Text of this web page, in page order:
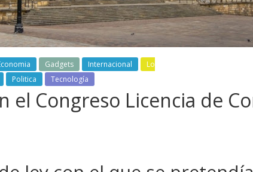
Gadgets Internacional
Lo
Politica Tecnología
el Congreso Licencia de